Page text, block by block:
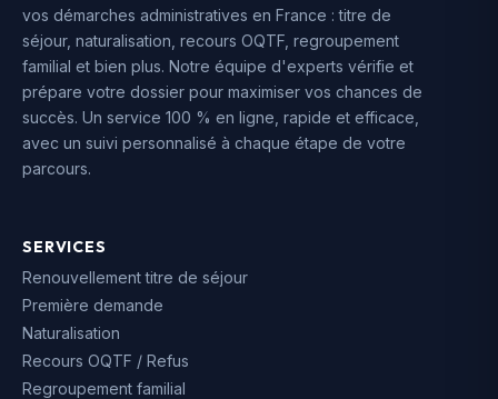
vos démarches administratives en France : titre de
séjour, naturalisation, recours OQTF, regroupement
familial et bien plus. Notre équipe d'experts vérifie et
prépare votre dossier pour maximiser vos chances de
succès. Un service 100 % en ligne, rapide et efficace,
avec un suivi personnalisé à chaque étape de votre
parcours.
SERVICES
Renouvellement titre de séjour
Première demande
Naturalisation
Recours OQTF / Refus
Regroupement familial